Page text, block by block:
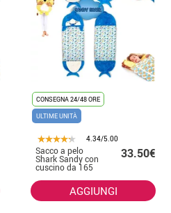
CONSEGNA 24/48 ORE
ULTIME UNITÀ
4.34/5.00
Sacco a pelo
Shark Sandy con
cuscino da 165
33.50€
AGGIUNGI